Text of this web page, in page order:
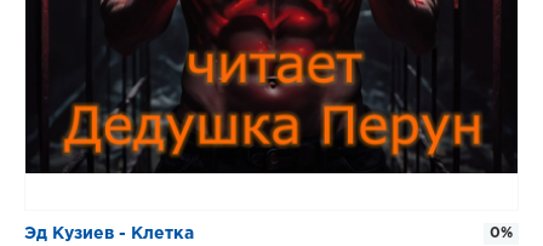
Эд Кузиев - Клетка 0%